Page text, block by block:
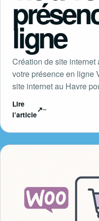
ligne
Création de site
votre présence en ligne
site internet au Havre
Lire
l’article
↗